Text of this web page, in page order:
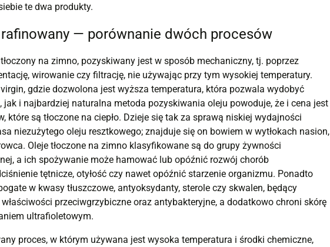
te dwa produkty.
— porównanie dwóch procesów
na zimno, pozyskiwany jest w sposób mechaniczny, tj. poprzez
wirowanie czy filtrację, nie używając przy tym wysokiej temperatury.
gdzie dozwolona jest wyższa temperatura, która pozwala wydobyć
jak i najbardziej naturalna metoda pozyskiwania oleju powoduje, że i cena jest
są tłoczone na ciepło. Dzieje się tak za sprawą niskiej wydajności
niezużytego oleju resztkowego; znajduje się on bowiem w wytłokach nasion,
Oleje tłoczone na zimno klasyfikowane są do grupy żywności
a ich spożywanie może hamować lub opóźnić rozwój chorób
tętnicze, otyłość czy nawet opóźnić starzenie organizmu. Ponadto
w kwasy tłuszczowe, antyoksydanty, sterole czy skwalen, będący
przeciwgrzybiczne oraz antybakteryjne, a dodatkowo chroni skórę
ultrafioletowym.
proces, w którym używana jest wysoka temperatura i środki chemiczne,